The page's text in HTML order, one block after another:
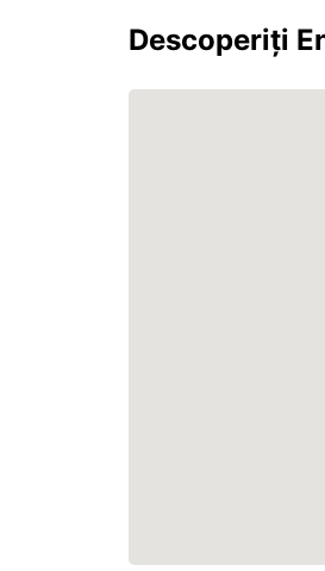
Descoperiți